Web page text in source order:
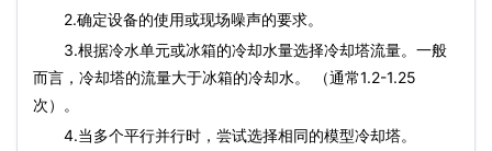
2.确定设备的使用或现场噪声的要求。
3.根据冷水单元或冰箱的冷却水量选择冷却塔流量。一般
而言，冷却塔的流量大于冰箱的冷却水。 （通常1.2-1.25
次）。
4.当多个平行并行时，尝试选择相同的模型冷却塔。